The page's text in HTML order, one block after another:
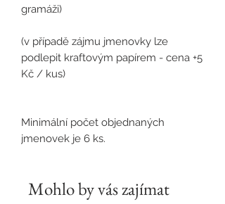
gramáži)
(v případě zájmu jmenovky lze
podlepit kraftovým papírem - cena +5
Kč / kus)
Minimální počet objednaných
jmenovek je 6 ks.
Mohlo by vás zajímat